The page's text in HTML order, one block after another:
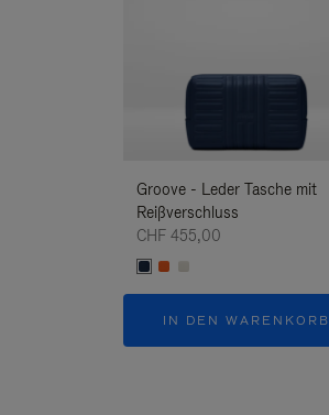
Groove - Leder Tasche mit
Reißverschluss
CHF 455,00
IN DEN WARENKORB